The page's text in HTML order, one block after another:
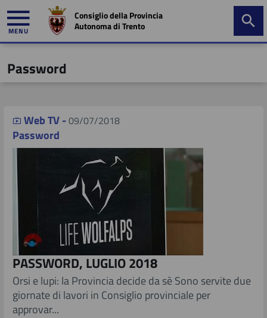
MENU
Consiglio della Provincia
Autonoma di Trento
Password
Web TV -09/07/2018
Password
PASSWORD, LUGLIO 2018
​ Orsi e lupi: la Provincia decide da sè Sono servite due
giornate di lavori in Consiglio provinciale per
approvar...